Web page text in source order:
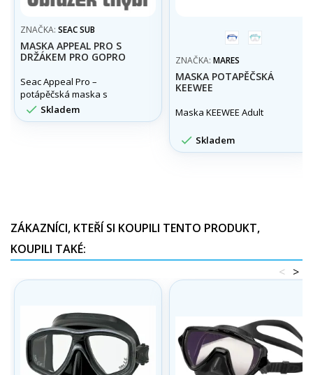
ZNAČKA: SEAC SUB
MASKA APPEAL PRO S
DRŽÁKEM PRO GOPRO
Seac Appeal Pro –
potápěčská maska s
úchytem pro akční kameru
 Skladem
modráaqua
ZNAČKA: MARES
MASKA POTAPĚČSKÁ
KEEWEE
Maska KEEWEE Adult
 Skladem
ZÁKAZNÍCI, KTEŘÍ SI KOUPILI TENTO PRODUKT,
KOUPILI TAKÉ:
>
<